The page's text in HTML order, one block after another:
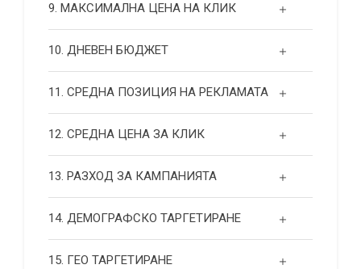
9. МАКСИМАЛНА ЦЕНА НА КЛИК
10. ДНЕВЕН БЮДЖЕТ
11. СРЕДНА ПОЗИЦИЯ НА РЕКЛАМАТА
12. СРЕДНА ЦЕНА ЗА КЛИК
13. РАЗХОД ЗА КАМПАНИЯТА
14. ДЕМОГРАФСКО ТАРГЕТИРАНЕ
15. ГЕО ТАРГЕТИРАНЕ